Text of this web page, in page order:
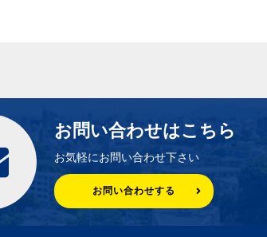
お問い合わせはこちら
お気軽にお問い合わせ下さい
お問い合わせする